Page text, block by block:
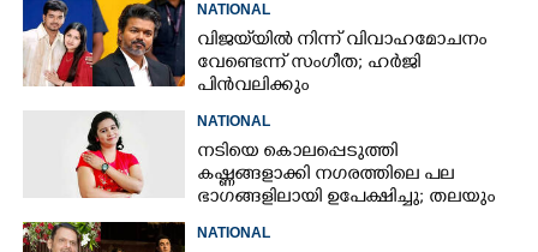
NATIONAL
വിജയ്‌യിൽ നിന്ന് വിവാഹമോചനം
വേണ്ടെന്ന് സംഗീത; ഹർജി
പിൻവലിക്കും
NATIONAL
നടിയെ കൊലപ്പെടുത്തി
കഷ്ണങ്ങളാക്കി നഗരത്തിലെ പല
ഭാഗങ്ങളിലായി ഉപേക്ഷിച്ചു; തലയും
കയ്യും കണ്ടെത്താനാകാതെ പൊലീസ്
NATIONAL